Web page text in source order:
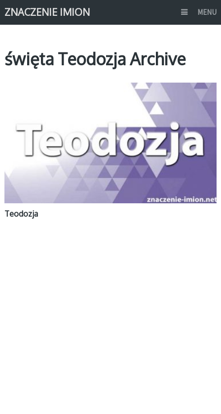
ZNACZENIE IMION MENU
święta Teodozja Archive
Teodozja